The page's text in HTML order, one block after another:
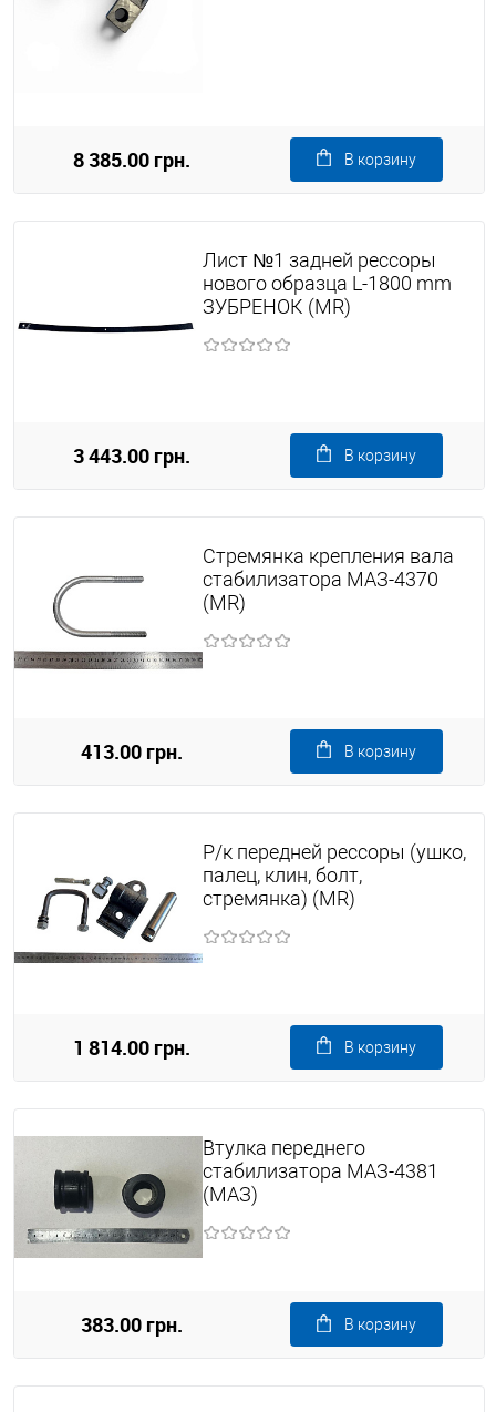
8 385.00 грн. В корзину
Лист №1 задней рессоры
нового образца L-1800 mm
ЗУБРЕНОК (MR)
3 443.00 грн. В корзину
Стремянка крепления вала
стабилизатора МАЗ-4370
(MR)
413.00 грн. В корзину
Р/к передней рессоры (ушко,
палец, клин, болт,
стремянка) (MR)
1 814.00 грн. В корзину
Втулка переднего
стабилизатора МАЗ-4381
(МАЗ)
383.00 грн. В корзину